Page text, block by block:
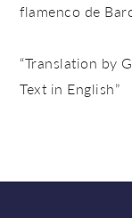
flamenco de
“Translation by
Text in English”